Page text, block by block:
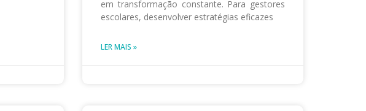
em transformação constante. Para gestores
escolares, desenvolver estratégias eficazes
LER MAIS »